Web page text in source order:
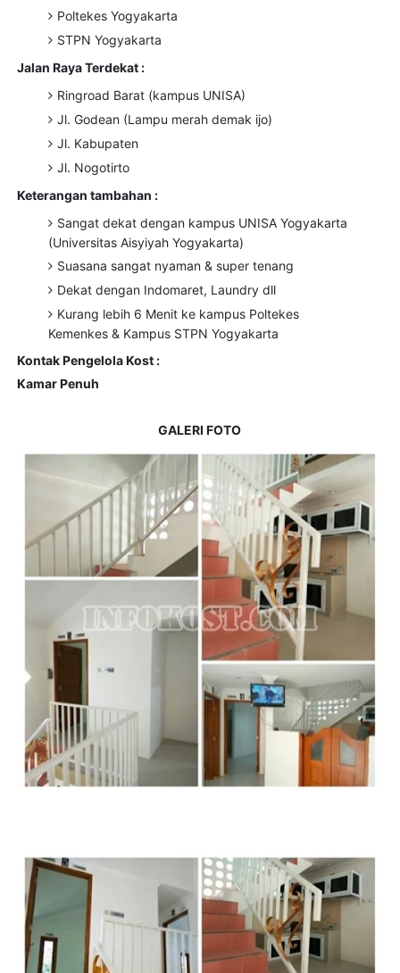
Poltekes Yogyakarta
STPN Yogyakarta
Jalan Raya Terdekat :
Ringroad Barat (kampus UNISA)
Jl. Godean (Lampu merah demak ijo)
Jl. Kabupaten
Jl. Nogotirto
Keterangan tambahan :
Sangat dekat dengan kampus UNISA Yogyakarta
(Universitas Aisyiyah Yogyakarta)
Suasana sangat nyaman & super tenang
Dekat dengan Indomaret, Laundry dll
Kurang lebih 6 Menit ke kampus Poltekes
Kemenkes & Kampus STPN Yogyakarta
Kontak Pengelola Kost :
Kamar Penuh
GALERI FOTO